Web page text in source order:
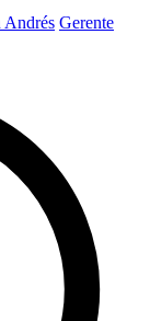
Andrés Gerente